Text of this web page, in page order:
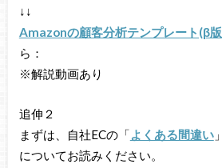
↓↓
Amazonの顧客分析テンプレート(β版
ら：
※解説動画あり
追伸２
まずは、自社ECの「よくある間違い」
についてお読みください。